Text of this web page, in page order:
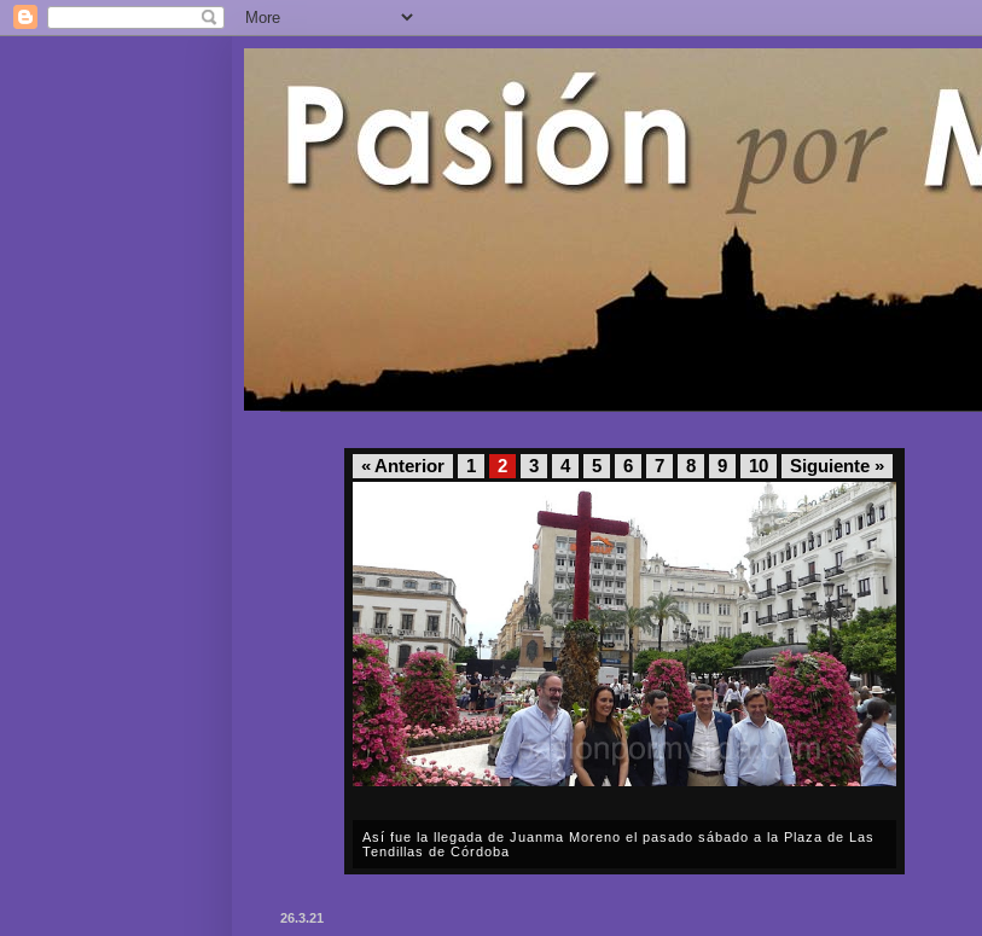
« Anterior 1 2 3 4 5 6 7 8 9 10 Siguiente »
Así fue la llegada de Juanma Moreno el pasado sábado a la Plaza de Las
Tendillas de Córdoba
26.3.21